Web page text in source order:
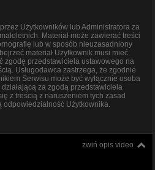
Użytkowników lub Administratora za
Materiał może zawierać treści
lub w sposób nieuzasadniony
materiał Użytkownik musi mieć
zgodę przedstawiciela ustawowego na
Usługodawca zastrzega, że zgodnie
Serwisu może być wyłącznie osoba
działającą za zgodą przedstawiciela
z treścią z naruszeniem tych zasad
odpowiedzialność Użytkownika.
zwiń opis video